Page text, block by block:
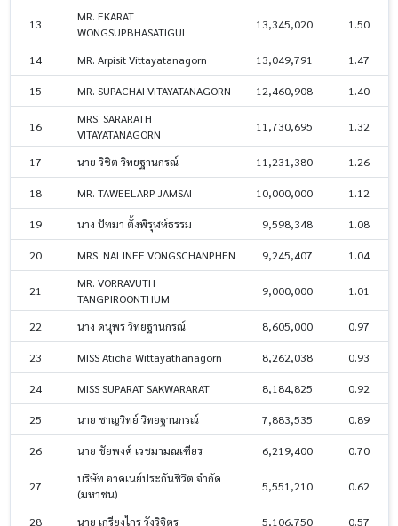
13
MR. EKARAT
WONGSUPBHASATIGUL
13,345,020 1.50
14 MR. Arpisit Vittayatanagorn 13,049,791 1.47
15 MR. SUPACHAI VITAYATANAGORN 12,460,908 1.40
16
MRS. SARARATH
VITAYATANAGORN
11,730,695 1.32
17 นาย วิชิต วิทยฐานกรณ์ 11,231,380 1.26
18 MR. TAWEELARP JAMSAI 10,000,000 1.12
19 นาง ปัทมา ตั้งพิรุฬห์ธรรม 9,598,348 1.08
20 MRS. NALINEE VONGSCHANPHEN 9,245,407 1.04
21
MR. VORRAVUTH
TANGPIROONTHUM
9,000,000 1.01
22 นาง ดนุพร วิทยฐานกรณ์ 8,605,000 0.97
23 MISS Aticha Wittayathanagorn 8,262,038 0.93
24 MISS SUPARAT SAKWARARAT 8,184,825 0.92
25 นาย ชาญวิทย์ วิทยฐานกรณ์ 7,883,535 0.89
26 นาย ชัยพงศ์ เวชมามณเฑียร 6,219,400 0.70
27
บริษัท อาคเนย์ประกันชีวิต จำกัด
(มหาชน)
5,551,210 0.62
28 นาย เกรียงไกร วังวิจิตร 5,106,750 0.57